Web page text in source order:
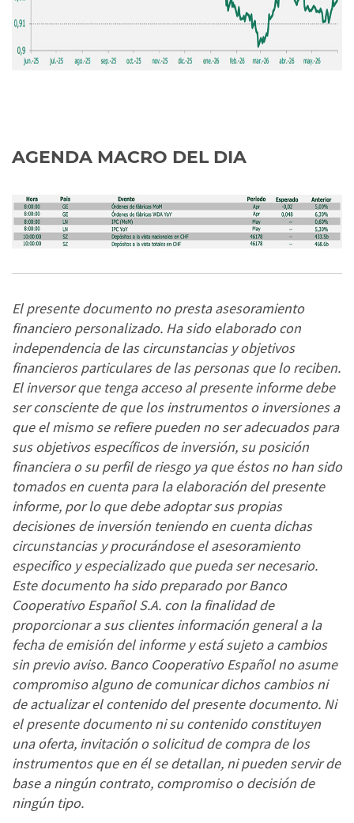
AGENDA MACRO DEL DIA
El presente documento no presta asesoramiento
financiero personalizado. Ha sido elaborado con
independencia de las circunstancias y objetivos
financieros particulares de las personas que lo reciben.
El inversor que tenga acceso al presente informe debe
ser consciente de que los instrumentos o inversiones a
que el mismo se refiere pueden no ser adecuados para
sus objetivos específicos de inversión, su posición
financiera o su perfil de riesgo ya que éstos no han sido
tomados en cuenta para la elaboración del presente
informe, por lo que debe adoptar sus propias
decisiones de inversión teniendo en cuenta dichas
circunstancias y procurándose el asesoramiento
especifico y especializado que pueda ser necesario.
Este documento ha sido preparado por Banco
Cooperativo Español S.A. con la finalidad de
proporcionar a sus clientes información general a la
fecha de emisión del informe y está sujeto a cambios
sin previo aviso. Banco Cooperativo Español no asume
compromiso alguno de comunicar dichos cambios ni
de actualizar el contenido del presente documento. Ni
el presente documento ni su contenido constituyen
una oferta, invitación o solicitud de compra de los
instrumentos que en él se detallan, ni pueden servir de
base a ningún contrato, compromiso o decisión de
ningún tipo.